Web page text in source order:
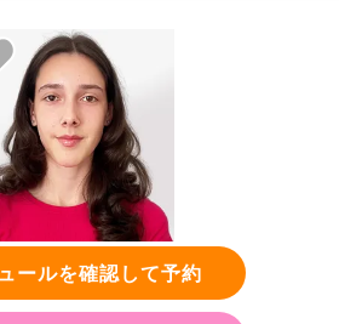
ールを確認して予約